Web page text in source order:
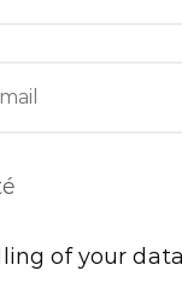
of your